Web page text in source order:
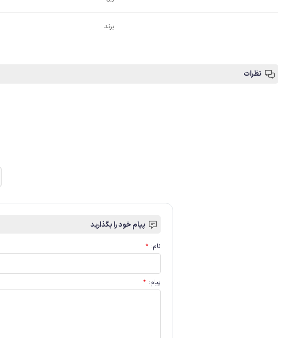
برند
نظرات
پیام خود را بگذارید
نام:
*
پیام:
*